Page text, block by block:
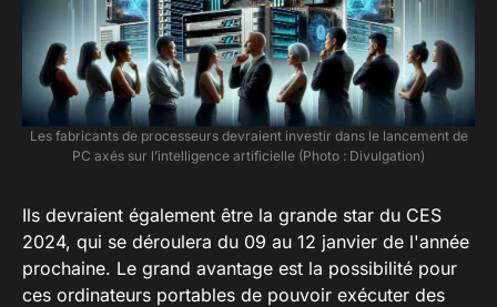
Les fabricants de processeurs devraient investir dans le lancement de
PC axés sur l’intelligence artificielle (Photo : Divulgation)
Ils devraient également être la grande star du CES
2024, qui se déroulera du 09 au 12 janvier de l'année
prochaine. Le grand avantage est la possibilité pour
ces ordinateurs portables de pouvoir exécuter des